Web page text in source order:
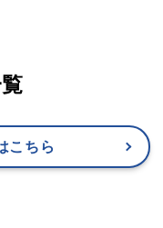
こちら